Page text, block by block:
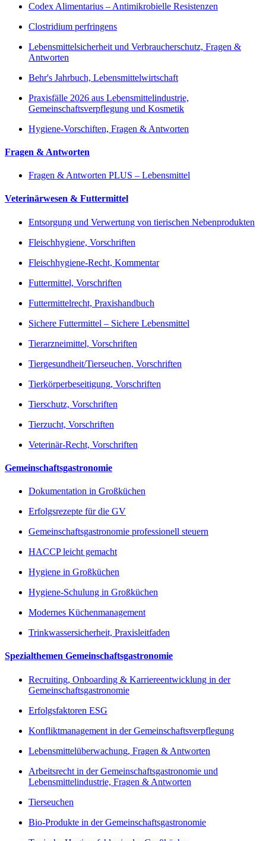
Codex Alimentarius – Antimikrobielle Resistenzen
Clostridium perfringens
Lebensmittelsicherheit und Verbraucherschutz, Fragen &
Antworten
Behr's Jahrbuch, Lebensmittelwirtschaft
Praxisfälle 2026 aus Lebensmittelindustrie,
Gemeinschaftsverpflegung und Kosmetik
Hygiene-Vorschiften, Fragen & Antworten
Fragen & Antworten
Fragen & Antworten PLUS – Lebensmittel
Veterinärwesen & Futtermittel
Entsorgung und Verwertung von tierischen Nebenprodukten
Fleischhygiene, Vorschriften
Fleischhygiene-Recht, Kommentar
Futtermittel, Vorschriften
Futtermittelrecht, Praxishandbuch
Sichere Futtermittel – Sichere Lebensmittel
Tierarzneimittel, Vorschriften
Tiergesundheit/Tierseuchen, Vorschriften
Tierkörperbeseitigung, Vorschriften
Tierschutz, Vorschriften
Tierzucht, Vorschriften
Veterinär-Recht, Vorschriften
Gemeinschaftsgastronomie
Dokumentation in Großküchen
Erfolgsrezepte für die GV
Gemeinschaftsgastronomie professionell steuern
HACCP leicht gemacht
Hygiene in Großküchen
Hygiene-Schulung in Großküchen
Modernes Küchenmanagement
Trinkwassersicherheit, Praxisleitfaden
Spezialthemen Gemeinschaftsgastronomie
Recruiting, Onboarding & Karriereentwicklung in der
Gemeinschaftsgastronomie
Erfolgsfaktoren ESG
Konfliktmanagement in der Gemeinschaftsverpflegung
Lebensmittelüberwachung, Fragen & Antworten
Arbeitsrecht in der Gemeinschaftsgastronomie und
Lebensmittelindustrie, Fragen & Antworten
Tierseuchen
Bio-Produkte in der Gemeinschaftsgastronomie